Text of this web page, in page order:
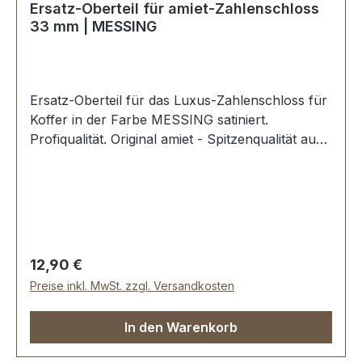
Ersatz-Oberteil für amiet-Zahlenschloss
33 mm | MESSING
Ersatz-Oberteil für das Luxus-Zahlenschloss für
Koffer in der Farbe MESSING satiniert.
Profiqualität. Original amiet - Spitzenqualität aus
Zahlenschloss 2 Stück Zweispitznieten zur
Befestigung inclusive
Regulärer Preis:
12,90 €
Preise inkl. MwSt. zzgl. Versandkosten
In den Warenkorb